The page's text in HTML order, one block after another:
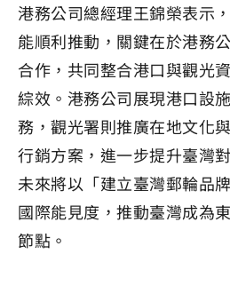
港務公司總經理王錦榮表示
能順利推動，關鍵在於港務
合作，共同整合港口與觀光
綜效。港務公司展現港口設
務，觀光署則推廣在地文化
行銷方案，進一步提升臺灣
未來將以「建立臺灣郵輪品
國際能見度，推動臺灣成為
節點。